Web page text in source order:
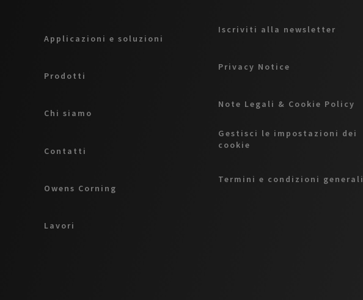
Applicazioni e soluzioni
Prodotti
Chi siamo
Contatti
Owens Corning
Lavori
Iscriviti alla newsletter
Privacy Notice
Note Legali & Cookie Policy
Gestisci le impostazioni dei
cookie
Termini e condizioni generali